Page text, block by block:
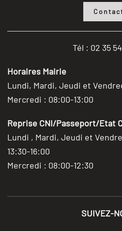
Tél : 02 35
Horaires Mairie
Lundi, Mardi, Jeudi et
Mercredi : 08:00-13:00
Reprise CNI/Passeport/Etat
Lundi , Mardi, Jeudi et
13:30-16:00
Mercredi : 08:00-12:30
SUIVEZ-